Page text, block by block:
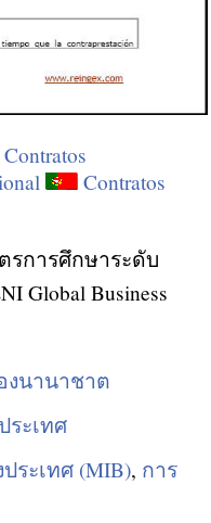
Contratos
Contratos
การศึกษาระดับ
Global Business
งนานาชาต
ระเทศ
ระเทศ (MIB), การ